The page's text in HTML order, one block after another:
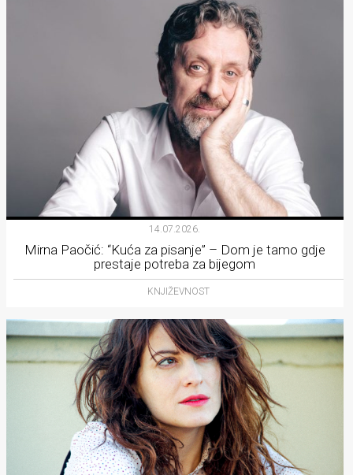
14.07.2026.
Mirna Paočić: “Kuća za pisanje” – Dom je tamo gdje
prestaje potreba za bijegom
KNJIŽEVNOST